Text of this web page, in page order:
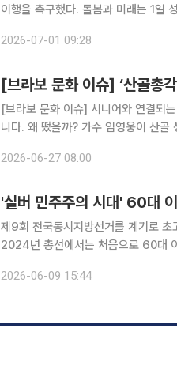
이행을 촉구했다. 돌봄과 미래는 1일 성명을 내고 “돌봄 공약은 선거용 구호가 아니라 주민의 삶에
2026-07-01 09:28
[브라보 문화 이슈] ‘산골총
[브라보 문화 이슈] 시니어와 연결되
니다. 왜 떴을까? 가수 임영웅이 산골 생활에 나섰다. 지난 23일 첫 방송된 SBS 예능 ‘산골총각 영
영웅이 출연한 만큼 관심이 컸지만, 시
2026-06-27 08:00
'실버 민주주의 시대' 60대
제9회 전국동시지방선거를 계기로
2024년 총선에서는 처음으로 60대
9일 국회미래연구원이 발간한 ‘고령
2026-06-09 15:44